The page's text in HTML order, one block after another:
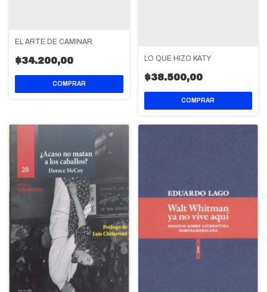
EL ARTE DE CAMINAR
$34.200,00 LO QUE HIZO KATY
$38.500,00